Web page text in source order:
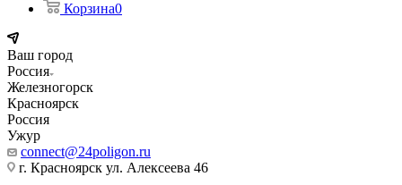
Корзина0
Ваш город
Россия
Железногорск
Красноярск
Россия
Ужур
connect@24poligon.ru
г. Красноярск ул. Алексеева 46